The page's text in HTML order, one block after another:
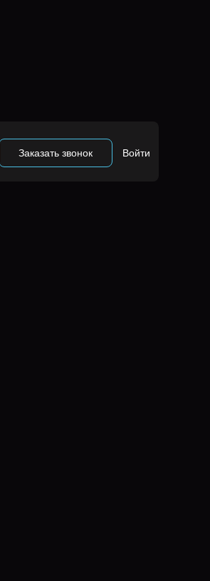
Войти
Заказать звонок